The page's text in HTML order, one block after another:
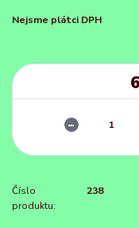
Nejsme plátci DPH
Číslo
produktu:
238